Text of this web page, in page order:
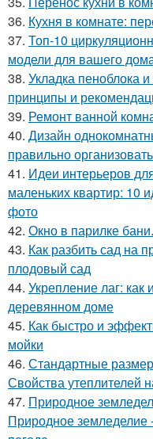
36. Кухня в комнате:
37. Топ-10
модели для вашего
38. Укладка пеноблока
принципы и
39. Ремонт ванной
40. Дизайн
правильно
41. Идеи интерьеров
маленьких квартир: 10
фото
42. Окно в парилке
43. Как разбить сад на
плодовый сад
44. Укрепление лаг: как
деревянном доме
45. Как быстро и
мойки
46. Стандартные
Свойства утеплителей
47. Природное
Природное земледелие